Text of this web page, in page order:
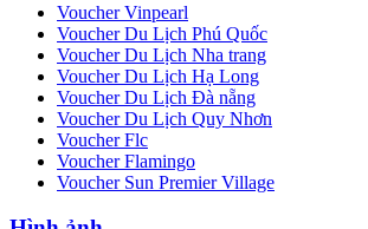
Voucher Vinpearl
Voucher Du Lịch Phú Quốc
Voucher Du Lịch Nha trang
Voucher Du Lịch Hạ Long
Voucher Du Lịch Đà nẵng
Voucher Du Lịch Quy Nhơn
Voucher Flc
Voucher Flamingo
Voucher Sun Premier Village